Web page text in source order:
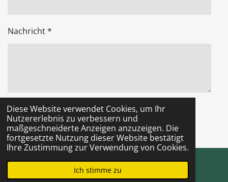
Diese Website verwendet Cookies, um Ihr
Nutzererlebnis zu verbessern und
maßgeschneiderte Anzeigen anzuzeigen. Die
fortgesetzte Nutzung dieser Website bestätigt
Ihre Zustimmung zur Verwendung von Cookies.
Ich stimme zu
Nachricht *
Kommentar absenden
Kommentare
Petra
Vor 3 Jahr
E-Mail